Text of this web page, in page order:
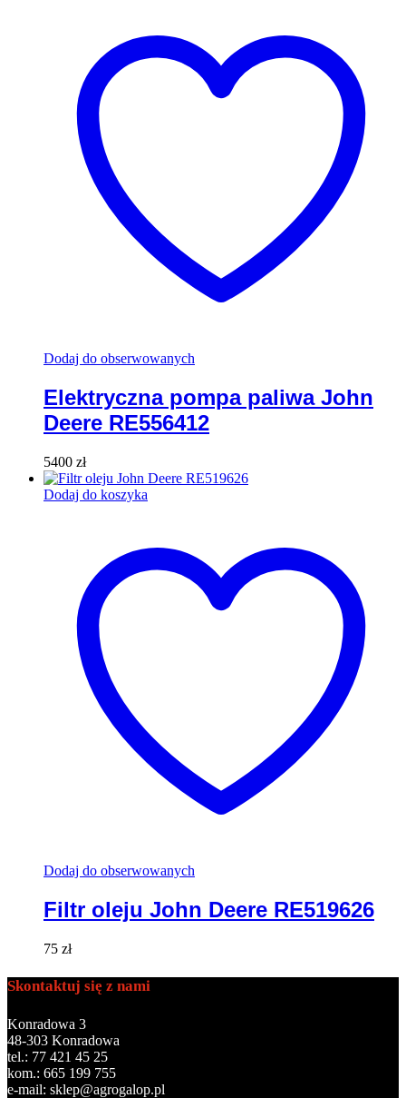
Dodaj do obserwowanych
Elektryczna pompa paliwa John
Deere RE556412
5400 zł
Dodaj do koszyka
Dodaj do obserwowanych
Filtr oleju John Deere RE519626
75 zł
Skontaktuj się z nami
Konradowa 3
48-303 Konradowa
tel.: 77 421 45 25
kom.: 665 199 755
e-mail: sklep@agrogalop.pl